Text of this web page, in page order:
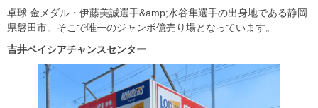
卓球 金メダル・伊藤美誠選手&amp;水谷隼選手の出身地である静岡
県磐田市。そこで唯一のジャンボ億売り場となっています。
吉井ベイシアチャンスセンター